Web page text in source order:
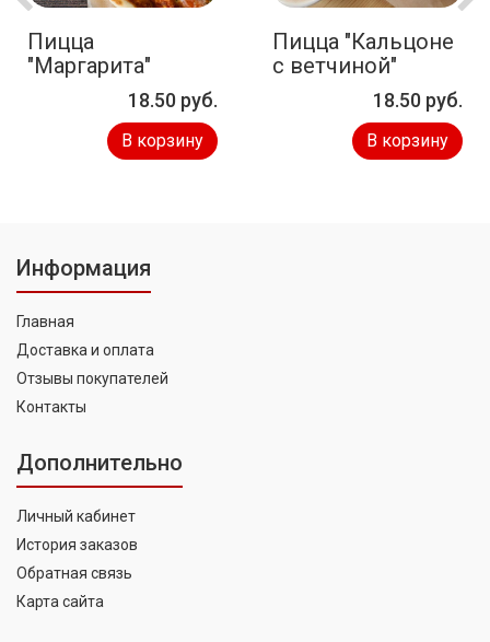
Пицца
"Маргарита"
18.50 руб.
В корзину
Пицца "Кальцоне
с ветчиной"
18.50 руб.
В корзину
Информация
Главная
Доставка и оплата
Отзывы покупателей
Контакты
Дополнительно
Личный кабинет
История заказов
Обратная связь
Карта сайта